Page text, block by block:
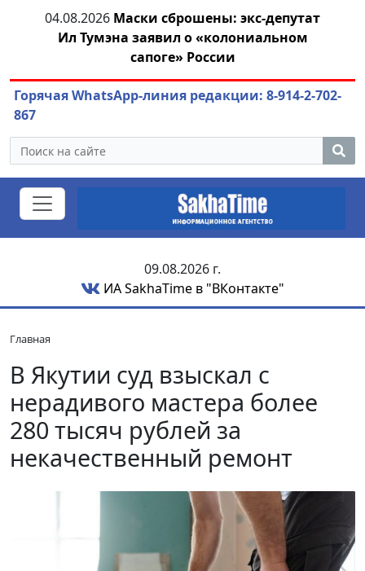
04.08.2026 Маски сброшены: экс-депутат
Ил Тумэна заявил о «колониальном
сапоге» России
Горячая WhatsApp-линия редакции: 8-914-2-702-
867
09.08.2026 г.
ИА SakhaTime в "ВКонтакте"
Главная
В Якутии суд взыскал с
нерадивого мастера более
280 тысяч рублей за
некачественный ремонт